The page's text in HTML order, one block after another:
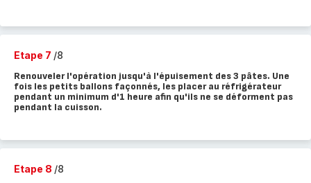
Etape 7 /8
Renouveler l'opération jusqu'à l'épuisement des 3 pâtes. Une
fois les petits ballons façonnés, les placer au réfrigérateur
pendant un minimum d'1 heure afin qu'ils ne se déforment pas
pendant la cuisson.
Etape 8 /8